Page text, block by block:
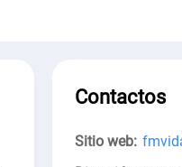
Contactos
Sitio web: